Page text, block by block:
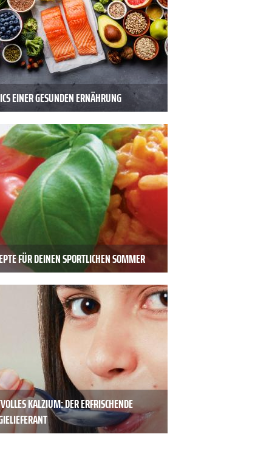
EINER GESUNDEN ERNÄHRUNG
FÜR DEINEN SPORTLICHEN SOMMER
KALZIUM: DER ERFRISCHENDE